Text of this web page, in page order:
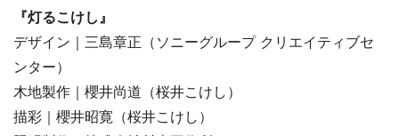
『灯るこけし』
デザイン｜三島章正（ソニーグループ クリエイティブセ
ンター）
木地製作｜櫻井尚道（桜井こけし）
描彩｜櫻井昭寛（桜井こけし）